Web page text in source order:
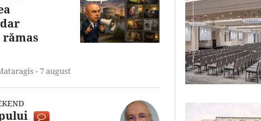
-7 august